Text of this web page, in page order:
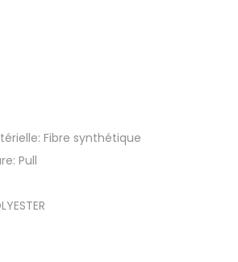
Fibre synthétique
Pull